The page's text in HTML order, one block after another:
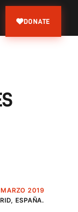
DONATE
2019
ESPAÑA.